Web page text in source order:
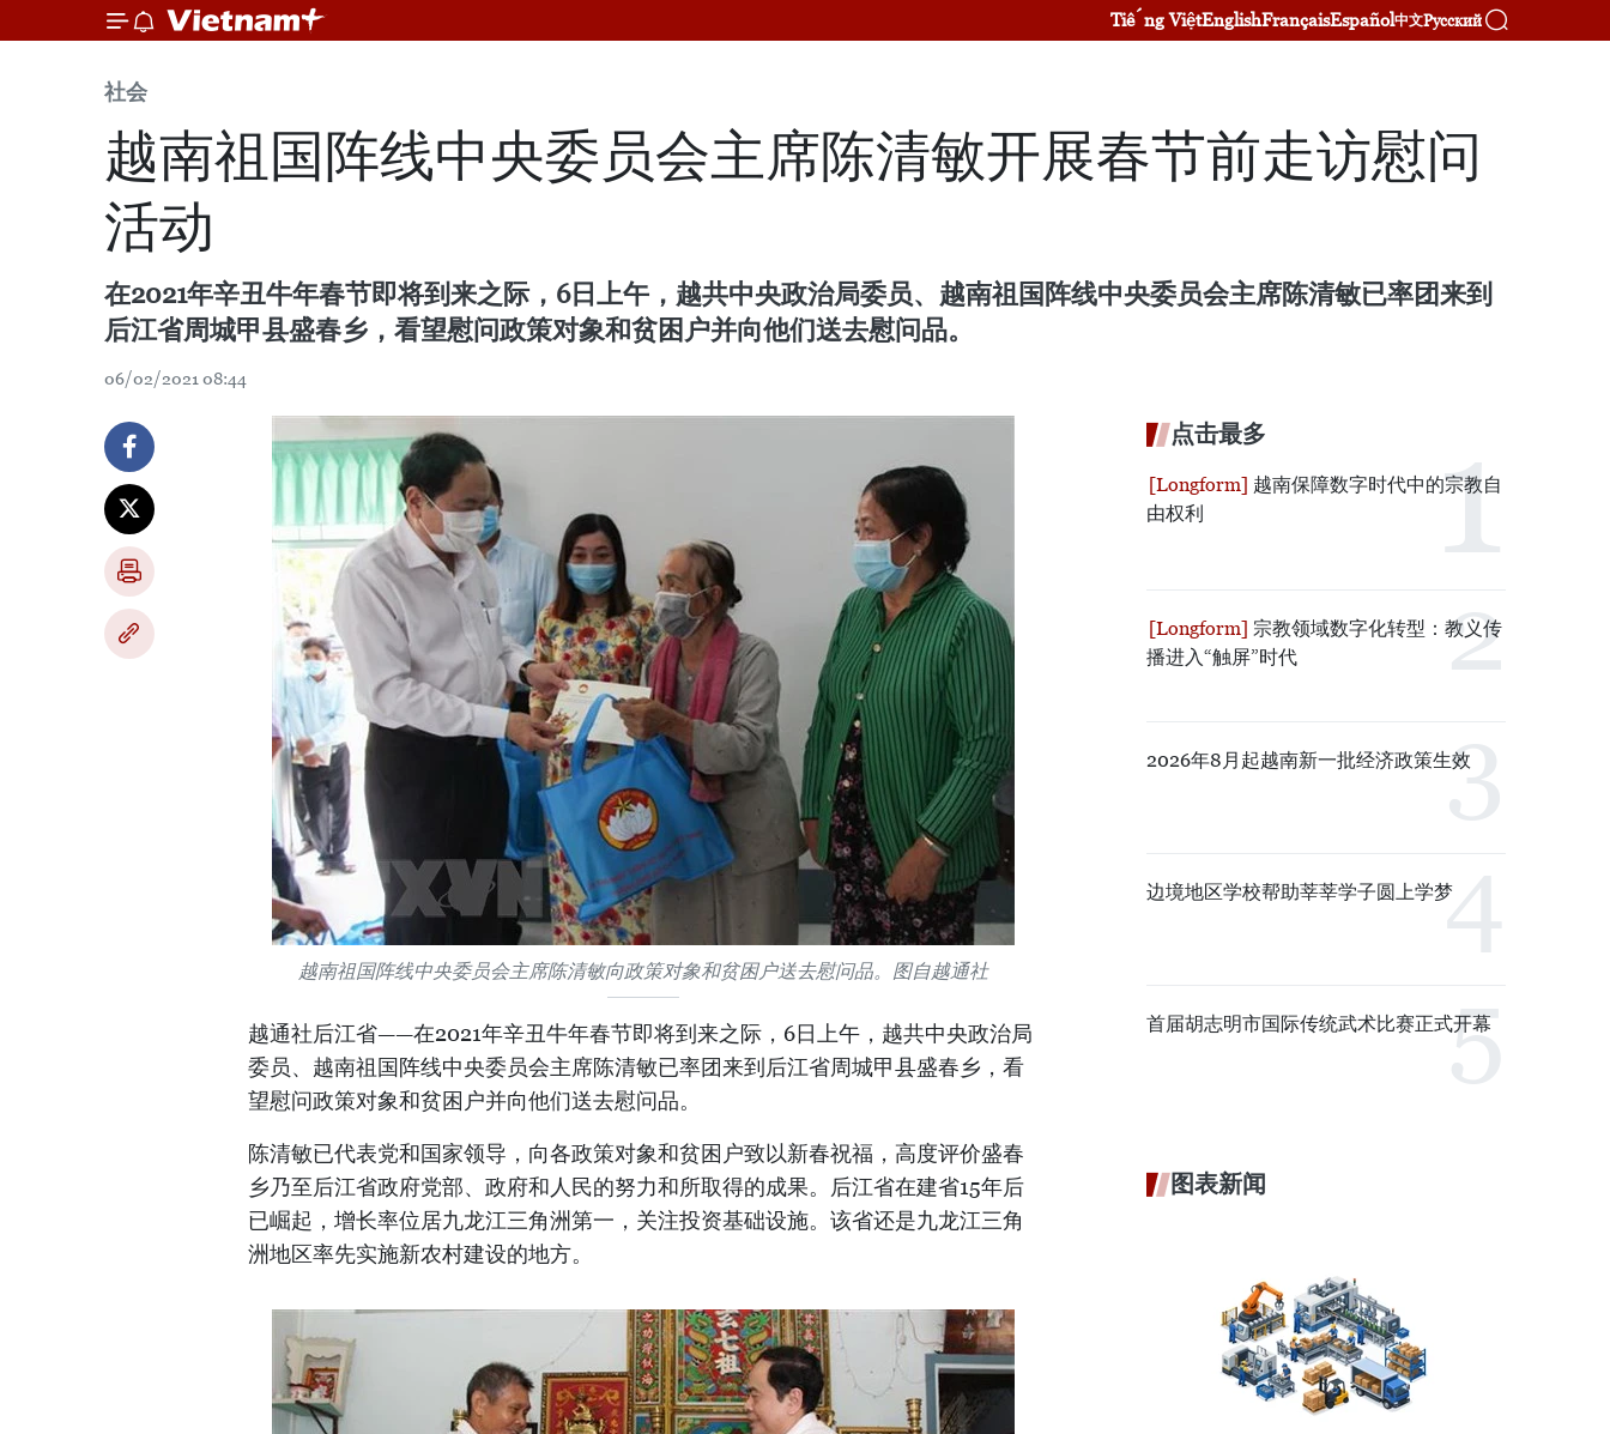
Tiếng ViệtEnglishFrançaisEspañol中文Русский
社会
越南祖国阵线中央委员会主席陈清敏开展春节前走访慰问
活动
在2021年辛丑牛年春节即将到来之际，6日上午，越共中央政治局委员、越南祖国阵线中央委员会主席陈清敏已率团来到
后江省周城甲县盛春乡，看望慰问政策对象和贫困户并向他们送去慰问品。
06/02/2021 08:44
越南祖国阵线中央委员会主席陈清敏向政策对象和贫困户送去慰问品。图自越通社
越通社后江省——在2021年辛丑牛年春节即将到来之际，6日上午，越共中央政治局
委员、越南祖国阵线中央委员会主席陈清敏已率团来到后江省周城甲县盛春乡，看
望慰问政策对象和贫困户并向他们送去慰问品。
陈清敏已代表党和国家领导，向各政策对象和贫困户致以新春祝福，高度评价盛春
乡乃至后江省政府党部、政府和人民的努力和所取得的成果。后江省在建省15年后
已崛起，增长率位居九龙江三角洲第一，关注投资基础设施。该省还是九龙江三角
洲地区率先实施新农村建设的地方。
点击最多
越南保障数字时代中的宗教自
由权利
宗教领域数字化转型：教义传
播进入“触屏”时代
2026年8月起越南新一批经济政策生效
边境地区学校帮助莘莘学子圆上学梦
首届胡志明市国际传统武术比赛正式开幕
图表新闻